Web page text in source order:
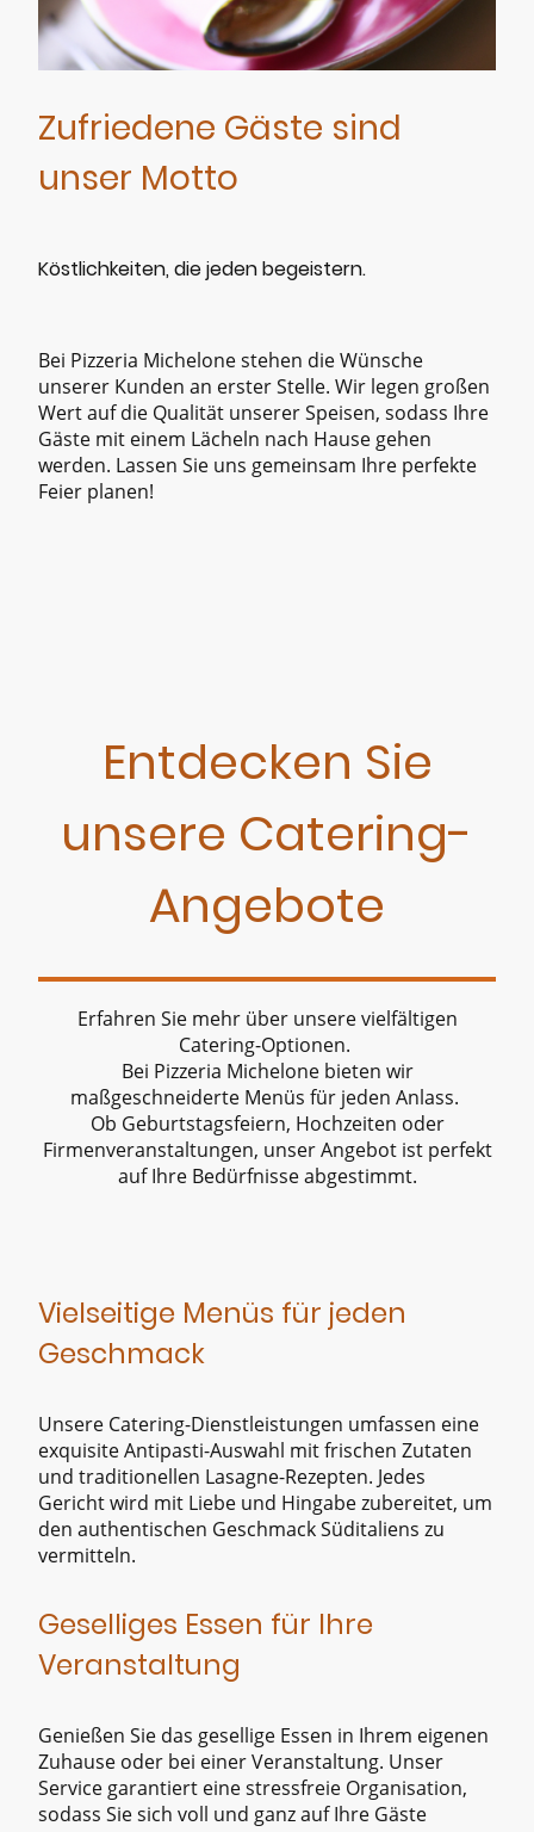
Zufriedene Gäste sind
unser Motto
Köstlichkeiten, die jeden begeistern.
Bei Pizzeria Michelone stehen die Wünsche
unserer Kunden an erster Stelle. Wir legen großen
Wert auf die Qualität unserer Speisen, sodass Ihre
Gäste mit einem Lächeln nach Hause gehen
werden. Lassen Sie uns gemeinsam Ihre perfekte
Feier planen!
Entdecken Sie
unsere Catering-
Angebote
Erfahren Sie mehr über unsere vielfältigen
Catering-Optionen.
Bei Pizzeria Michelone bieten wir
maßgeschneiderte Menüs für jeden Anlass.
Ob Geburtstagsfeiern, Hochzeiten oder
Firmenveranstaltungen, unser Angebot ist perfekt
auf Ihre Bedürfnisse abgestimmt.
Vielseitige Menüs für jeden
Geschmack
Unsere Catering-Dienstleistungen umfassen eine
exquisite Antipasti-Auswahl mit frischen Zutaten
und traditionellen Lasagne-Rezepten. Jedes
Gericht wird mit Liebe und Hingabe zubereitet, um
den authentischen Geschmack Süditaliens zu
vermitteln.
Geselliges Essen für Ihre
Veranstaltung
Genießen Sie das gesellige Essen in Ihrem eigenen
Zuhause oder bei einer Veranstaltung. Unser
Service garantiert eine stressfreie Organisation,
sodass Sie sich voll und ganz auf Ihre Gäste